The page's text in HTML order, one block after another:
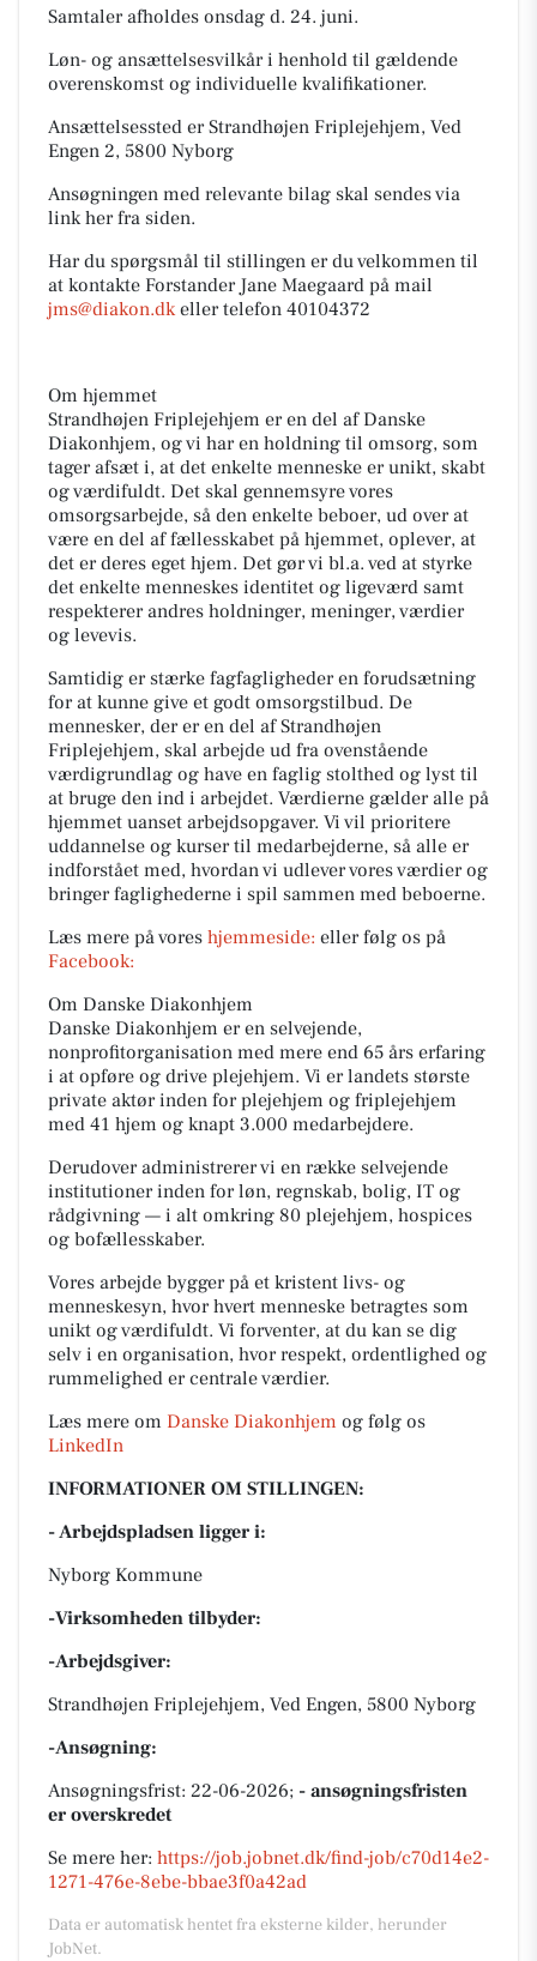
Samtaler afholdes onsdag d. 24. juni.
Løn- og ansættelsesvilkår i henhold til gældende
overenskomst og individuelle kvalifikationer.
Ansættelsessted er Strandhøjen Friplejehjem, Ved
Engen 2, 5800 Nyborg
Ansøgningen med relevante bilag skal sendes via
link her fra siden.
Har du spørgsmål til stillingen er du velkommen til
at kontakte Forstander Jane Maegaard på mail
jms@diakon.dkeller telefon 40104372
Om hjemmet
Strandhøjen Friplejehjem er en del af Danske
Diakonhjem, og vi har en holdning til omsorg, som
tager afsæt i, at det enkelte menneske er unikt, skabt
og værdifuldt. Det skal gennemsyre vores
omsorgsarbejde, så den enkelte beboer, ud over at
være en del af fællesskabet på hjemmet, oplever, at
det er deres eget hjem. Det gør vi bl.a. ved at styrke
det enkelte menneskes identitet og ligeværd samt
respekterer andres holdninger, meninger, værdier
og levevis.
Samtidig er stærke fagfagligheder en forudsætning
for at kunne give et godt omsorgstilbud. De
mennesker, der er en del af Strandhøjen
Friplejehjem, skal arbejde ud fra ovenstående
værdigrundlag og have en faglig stolthed og lyst til
at bruge den ind i arbejdet. Værdierne gælder alle på
hjemmet uanset arbejdsopgaver. Vi vil prioritere
uddannelse og kurser til medarbejderne, så alle er
indforstået med, hvordan vi udlever vores værdier og
bringer faglighederne i spil sammen med beboerne.
Læs mere på vores hjemmeside: eller følg os på
Facebook:
Om Danske Diakonhjem
Danske Diakonhjem er en selvejende,
nonprofitorganisation med mere end 65 års erfaring
i at opføre og drive plejehjem. Vi er landets største
private aktør inden for plejehjem og friplejehjem
med 41 hjem og knapt 3.000 medarbejdere.
Derudover administrerer vi en række selvejende
institutioner inden for løn, regnskab, bolig, IT og
rådgivning — i alt omkring 80 plejehjem, hospices
og bofællesskaber.
Vores arbejde bygger på et kristent livs- og
menneskesyn, hvor hvert menneske betragtes som
unikt og værdifuldt. Vi forventer, at du kan se dig
selv i en organisation, hvor respekt, ordentlighed og
rummelighed er centrale værdier.
Læs mere om Danske Diakonhjem og følg os
LinkedIn
INFORMATIONER OM STILLINGEN:
- Arbejdspladsen ligger i:
Nyborg Kommune
-Virksomheden tilbyder:
-Arbejdsgiver:
Strandhøjen Friplejehjem, Ved Engen, 5800 Nyborg
-Ansøgning:
Ansøgningsfrist: 22-06-2026; - ansøgningsfristen
er overskredet
Se mere her: https://job.jobnet.dk/find-job/c70d14e2-
1271-476e-8ebe-bbae3f0a42ad
Data er automatisk hentet fra eksterne kilder, herunder
JobNet.